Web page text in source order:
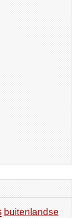
buitenlandse